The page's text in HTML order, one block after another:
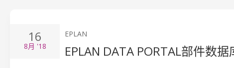
16
8月 '18
EPLAN
EPLAN DATA PORTAL部件数